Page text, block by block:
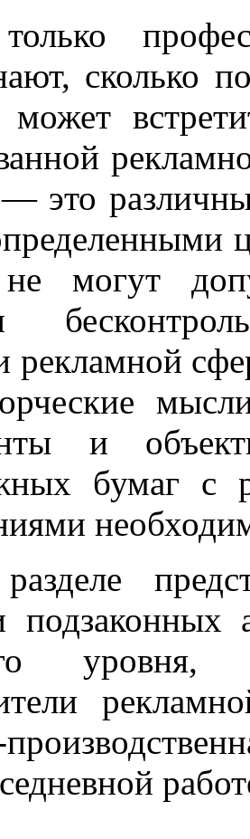
сколько
может
это
могут
рекламной
и
бумаг с
подзаконных
уровня,